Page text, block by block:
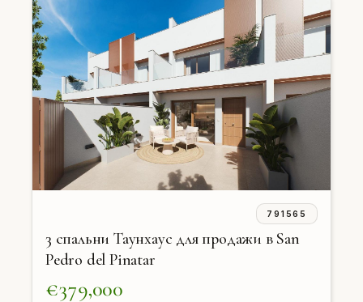
791565
3 спальни Таунхаус для продажи в San
Pedro del Pinatar
€379,000